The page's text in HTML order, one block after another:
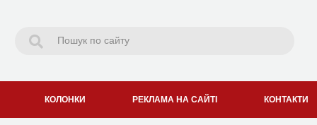
КОЛОНКИ РЕКЛАМА НА САЙТІ КОНТАКТИ